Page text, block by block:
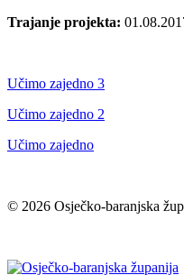
Trajanje projekta:
Učimo zajedno 3
Učimo zajedno 2
Učimo zajedno
© 2026 Osječko-baranjska